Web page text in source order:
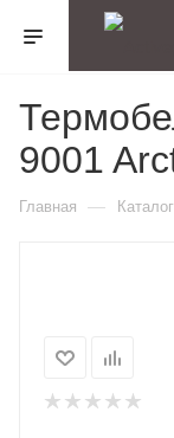
9001
Главная — Каталог